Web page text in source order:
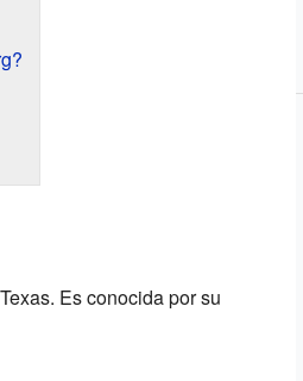
Es conocida por su